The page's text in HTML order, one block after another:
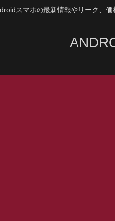
スマホの最新情報やリーク、